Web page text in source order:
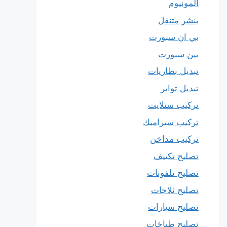
المونيوم
بنشر متنقل
بي ان سبورت
بين سبورت
تبديل بطاريات
تبديل تواير
تركيب ستلايت
تركيب سيراميك
تركيب مداخن
تصليح تكييف
تصليح تلفونات
تصليح ثلاجات
تصليح سيارات
تصليح طباخات